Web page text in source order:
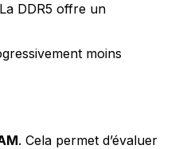
DDR5 offre un
moins
. Cela permet d’évaluer